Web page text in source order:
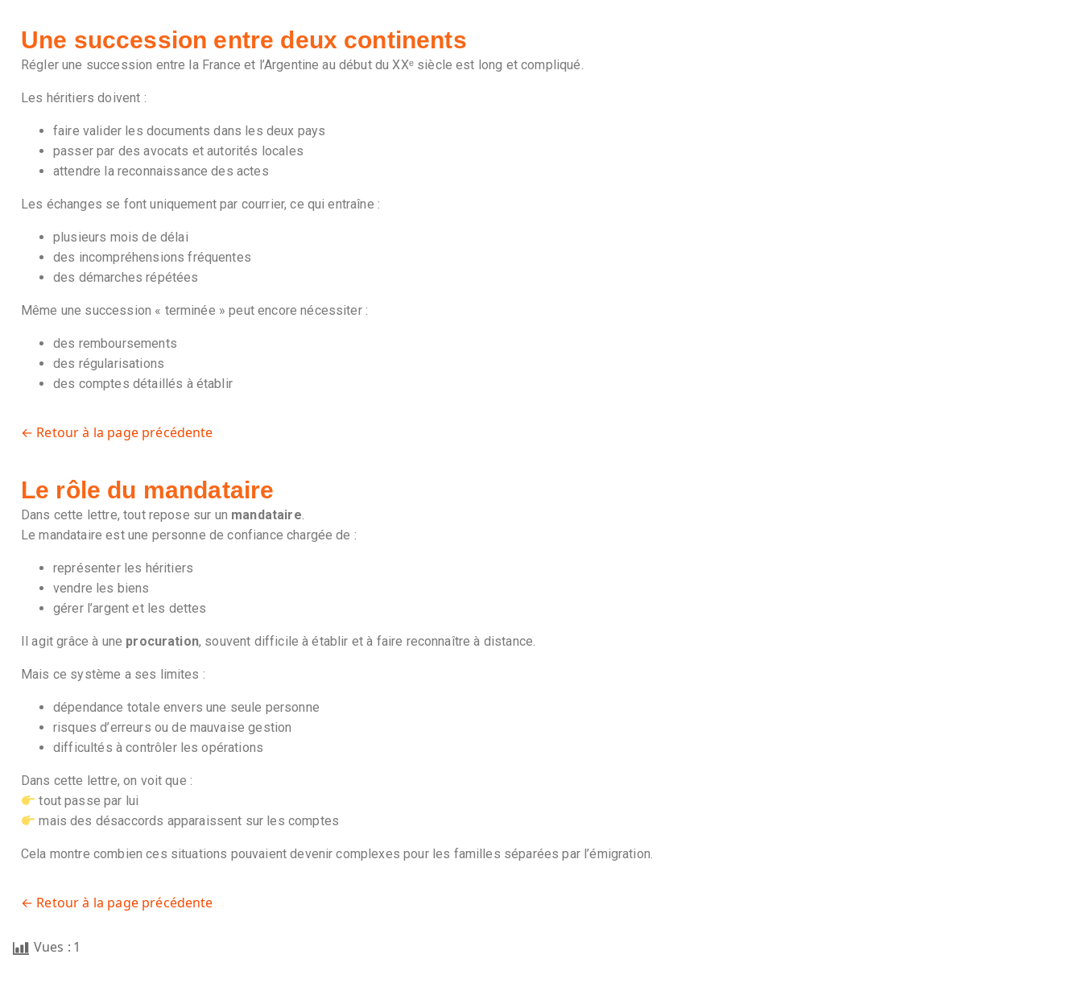
Une succession entre deux continents
Régler une succession entre la France et l’Argentine au début du XXᵉ siècle est long et compliqué.
Les héritiers doivent :
faire valider les documents dans les deux pays
passer par des avocats et autorités locales
attendre la reconnaissance des actes
Les échanges se font uniquement par courrier, ce qui entraîne :
plusieurs mois de délai
des incompréhensions fréquentes
des démarches répétées
Même une succession « terminée » peut encore nécessiter :
des remboursements
des régularisations
des comptes détaillés à établir
← Retour à la page précédente
Le rôle du mandataire
Dans cette lettre, tout repose sur un mandataire.
Le mandataire est une personne de confiance chargée de :
représenter les héritiers
vendre les biens
gérer l’argent et les dettes
Il agit grâce à une procuration, souvent difficile à établir et à faire reconnaître à distance.
Mais ce système a ses limites :
dépendance totale envers une seule personne
risques d’erreurs ou de mauvaise gestion
difficultés à contrôler les opérations
Dans cette lettre, on voit que :
tout passe par lui
mais des désaccords apparaissent sur les comptes
Cela montre combien ces situations pouvaient devenir complexes pour les familles séparées par l’émigration.
← Retour à la page précédente
Vues : 1